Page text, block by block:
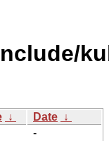
↓ Date ↓
-